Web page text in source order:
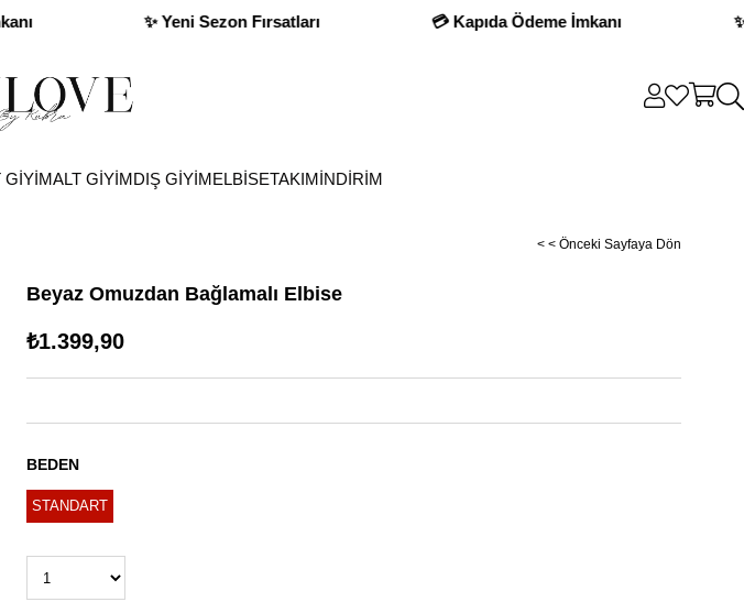
✨ Yeni Sezon Fırsatları 💳 Kapıda Ödeme İmkanı ✨ Yeni
GİYİMALT GİYİMDIŞ GİYİMELBİSETAKIMİNDİRİM
< < Önceki Sayfaya Dön
Beyaz Omuzdan Bağlamalı Elbise
₺1.399,90
BEDEN
STANDART